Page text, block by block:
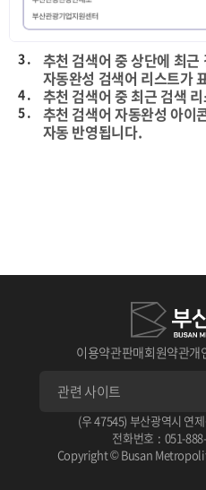
3 .
추천 검색어 중 상단에 최
자동완성 검색어 리스트가
4 . 추천 검색어 중 최근 검색
5 .
추천 검색어 자동완성 아이
자동 반영됩니다.
체크가 없으면 기본 상세
검색 조건으로 AND, OR,
상세검색 후 선택한 데이
아이콘 클릭 시 선택한 데이
선택한 데이터 평점 주기
선택한 데이터 관련 정보입
이용약관판매회원약관개
(우 47545) 부산광역시 연
전화번호 : 051-
Copyright © Busan